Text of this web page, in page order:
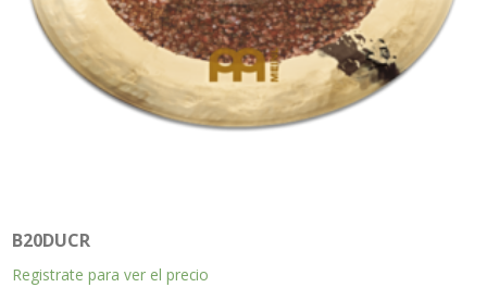
B20DUCR
Registrate para ver el precio